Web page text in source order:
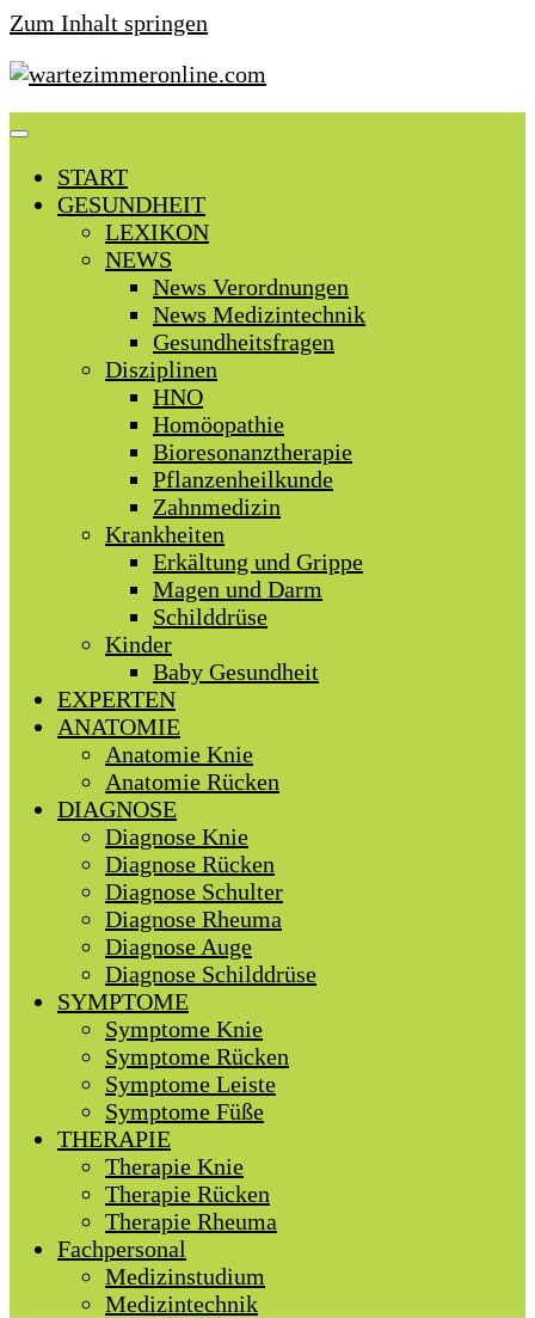
Zum Inhalt springen
START
GESUNDHEIT
LEXIKON
NEWS
News Verordnungen
News Medizintechnik
Gesundheitsfragen
Disziplinen
HNO
Homöopathie
Bioresonanztherapie
Pflanzenheilkunde
Zahnmedizin
Krankheiten
Erkältung und Grippe
Magen und Darm
Schilddrüse
Kinder
Baby Gesundheit
EXPERTEN
ANATOMIE
Anatomie Knie
Anatomie Rücken
DIAGNOSE
Diagnose Knie
Diagnose Rücken
Diagnose Schulter
Diagnose Rheuma
Diagnose Auge
Diagnose Schilddrüse
SYMPTOME
Symptome Knie
Symptome Rücken
Symptome Leiste
Symptome Füße
THERAPIE
Therapie Knie
Therapie Rücken
Therapie Rheuma
Fachpersonal
Medizinstudium
Medizintechnik